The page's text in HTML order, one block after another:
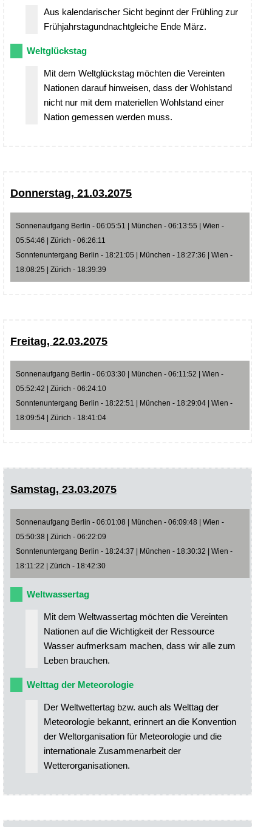
Aus kalendarischer Sicht beginnt der Frühling zur
Frühjahrstagundnachtgleiche Ende März.
Weltglückstag
Mit dem Weltglückstag möchten die Vereinten
Nationen darauf hinweisen, dass der Wohlstand
nicht nur mit dem materiellen Wohlstand einer
Nation gemessen werden muss.
Donnerstag, 21.03.2075
Sonnenaufgang Berlin - 06:05:51 | München - 06:13:55 | Wien -
05:54:46 | Zürich - 06:26:11
Sonntenuntergang Berlin - 18:21:05 | München - 18:27:36 | Wien -
18:08:25 | Zürich - 18:39:39
Freitag, 22.03.2075
Sonnenaufgang Berlin - 06:03:30 | München - 06:11:52 | Wien -
05:52:42 | Zürich - 06:24:10
Sonntenuntergang Berlin - 18:22:51 | München - 18:29:04 | Wien -
18:09:54 | Zürich - 18:41:04
Samstag, 23.03.2075
Sonnenaufgang Berlin - 06:01:08 | München - 06:09:48 | Wien -
05:50:38 | Zürich - 06:22:09
Sonntenuntergang Berlin - 18:24:37 | München - 18:30:32 | Wien -
18:11:22 | Zürich - 18:42:30
Weltwassertag
Mit dem Weltwassertag möchten die Vereinten
Nationen auf die Wichtigkeit der Ressource
Wasser aufmerksam machen, dass wir alle zum
Leben brauchen.
Welttag der Meteorologie
Der Weltwettertag bzw. auch als Welttag der
Meteorologie bekannt, erinnert an die Konvention
der Weltorganisation für Meteorologie und die
internationale Zusammenarbeit der
Wetterorganisationen.